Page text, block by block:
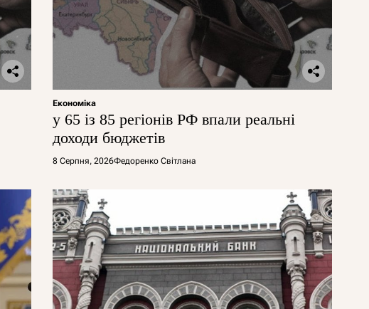
Економіка
у 65 із 85 регіонів РФ впали реальні
доходи бюджетів
8 Серпня, 2026Федоренко Світлана